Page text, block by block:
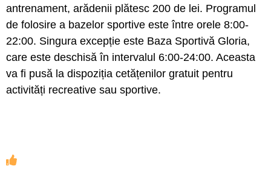
antrenament, arădenii plătesc 200 de lei. Programul
de folosire a bazelor sportive este între orele 8:00-
22:00. Singura excepție este Baza Sportivă Gloria,
care este deschisă în intervalul 6:00-24:00. Aceasta
va fi pusă la dispoziția cetățenilor gratuit pentru
activități recreative sau sportive.